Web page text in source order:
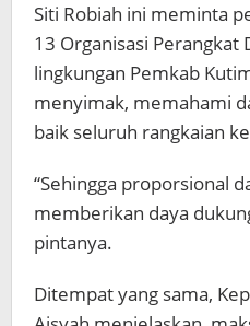
Siti Robiah ini meminta
13 Organisasi Perangkat
lingkungan Pemkab
menyimak, memahami
baik seluruh rangkaian
“Sehingga proporsional
memberikan daya
pintanya.
Ditempat yang sama,